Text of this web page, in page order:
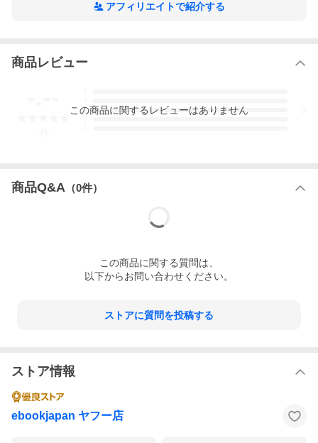
アフィリエイトで紹介する
商品レビュー
3
この商品に関するレビューはありません
商品Q&A （0件）
この商品に関する質問は、
以下からお問い合わせください。
ストアに質問を投稿する
ストア情報
ebookjapan ヤフー店